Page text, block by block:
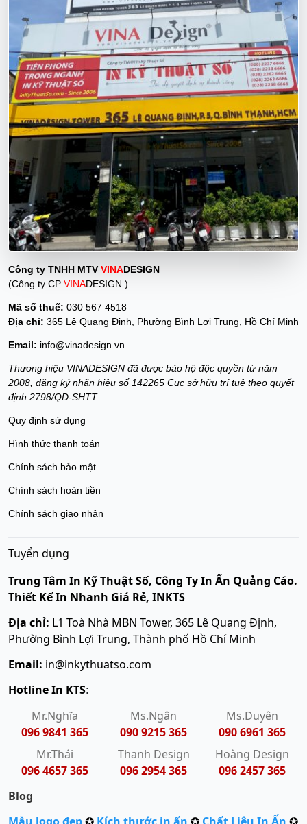
Công ty TNHH MTVVINADESIGN
(Công ty CP VINADESIGN )
Mã số thuế: 030 567 4518
Địa chỉ: 365 Lê Quang Định, Phường Bình Lợi Trung, Hồ Chí Minh
Email: info@vinadesign.vn
Thương hiệu VINADESIGN đã được bảo hộ độc quyền từ năm
2008, đăng ký nhãn hiệu số 142265 Cục sở hữu trí tuệ theo quyết
định 2798/QD-SHTT
Quy định sử dụng
Hình thức thanh toán
Chính sách bảo mật
Chính sách hoàn tiền
Chính sách giao nhận
Tuyển dụng
Trung Tâm In Kỹ Thuật Số, Công Ty In Ấn Quảng Cáo.
Thiết Kế In Nhanh Giá Rẻ, INKTS
Địa chỉ: L1 Toà Nhà MBN Tower, 365 Lê Quang Định,
Phường Bình Lợi Trung, Thành phố Hồ Chí Minh
Email: in@inkythuatso.com
Hotline In KTS:
Mr.Nghĩa
096 9841 365
Ms.Ngân
090 9215 365
Ms.Duyên
090 6961 365
Mr.Thái
096 4657 365
Thanh Design
096 2954 365
Hoàng Design
096 2457 365
Blog